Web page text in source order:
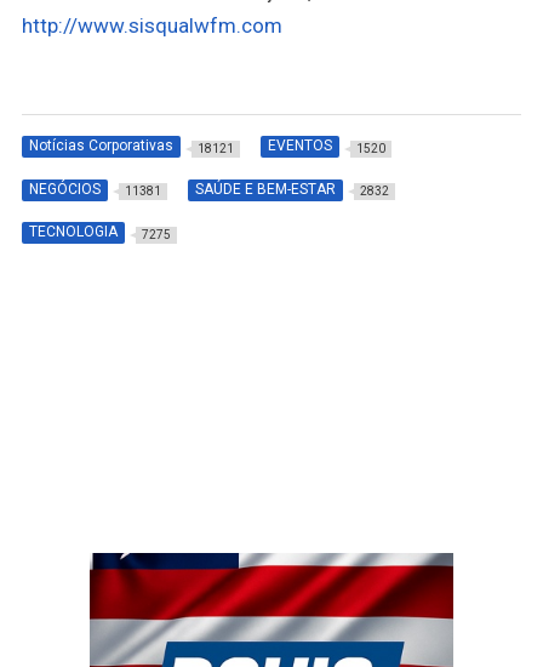
http://www.sisqualwfm.com
Notícias Corporativas 18121 EVENTOS 1520
NEGÓCIOS 11381 SAÚDE E BEM-ESTAR 2832
TECNOLOGIA 7275